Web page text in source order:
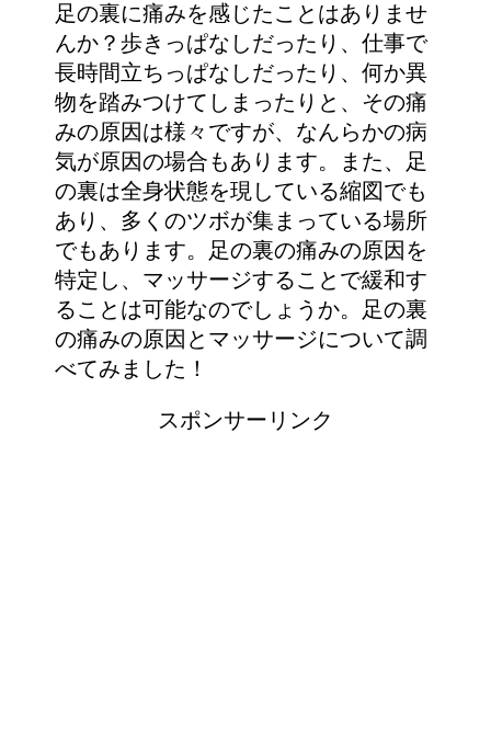
足の裏に痛みを感じたことはありませ
んか？歩きっぱなしだったり、仕事で
長時間立ちっぱなしだったり、何か異
物を踏みつけてしまったりと、その痛
みの原因は様々ですが、なんらかの病
気が原因の場合もあります。また、足
の裏は全身状態を現している縮図でも
あり、多くのツボが集まっている場所
でもあります。足の裏の痛みの原因を
特定し、マッサージすることで緩和す
ることは可能なのでしょうか。足の裏
の痛みの原因とマッサージについて調
べてみました！
スポンサーリンク